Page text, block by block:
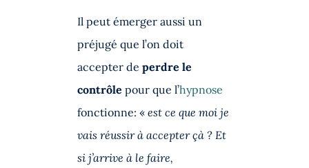
Il peut émerger aussi un
préjugé que l’on doit
accepter de perdre le
contrôle pour que l’hypnose
fonctionne: « est ce que moi je
vais réussir à accepter çà ? Et
si j’arrive à le faire,